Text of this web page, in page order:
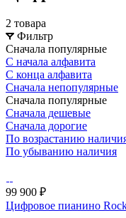
2 товара
Фильтр
Сначала популярные
С начала алфавита
С конца алфавита
Сначала непопулярные
Сначала популярные
Сначала дешевые
Сначала дорогие
По возрастанию
По убыванию наличия
99 900 ₽
Цифровое пианино